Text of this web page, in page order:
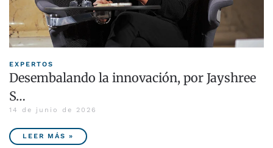
EXPERTOS
Desembalando la innovación, por Jayshree
S…
14 de junio de 2026
LEER MÁS »